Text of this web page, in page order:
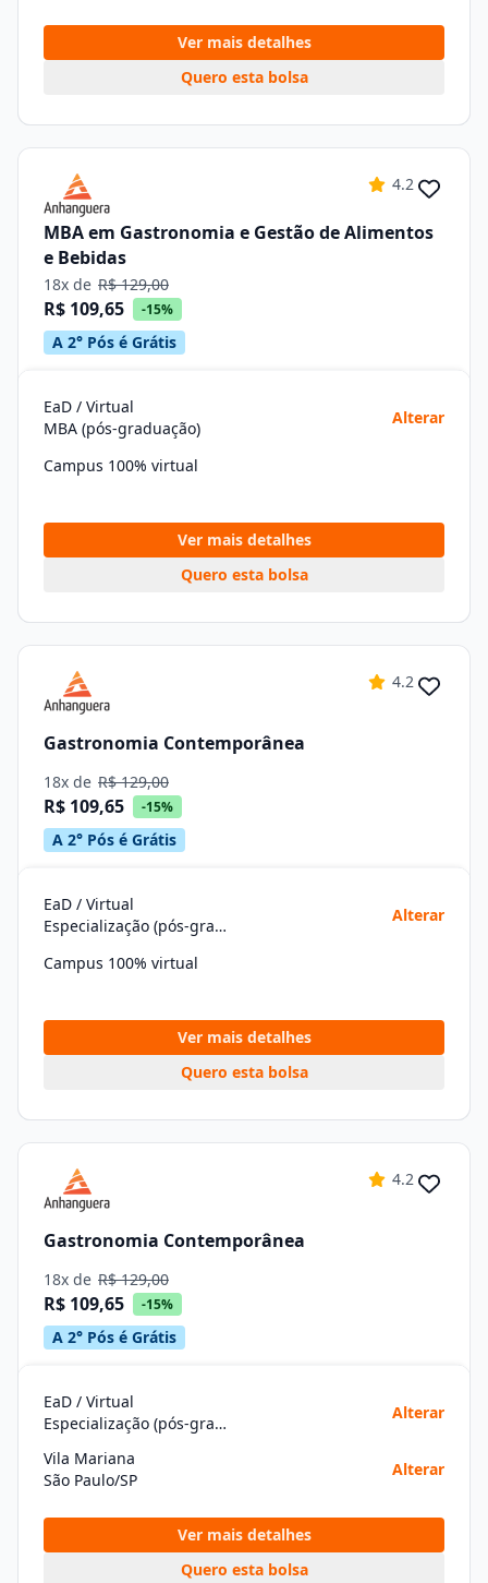
Ver mais detalhes
Quero esta bolsa
4.2
MBA em Gastronomia e Gestão de Alimentos
e Bebidas
18x de R$ 129,00
R$ 109,65 -15%
A 2° Pós é Grátis
EaD / Virtual
MBA (pós-graduação)
Alterar
Campus 100% virtual
Ver mais detalhes
Quero esta bolsa
4.2
Gastronomia Contemporânea
18x de R$ 129,00
R$ 109,65 -15%
A 2° Pós é Grátis
EaD / Virtual
Especialização (pós-graduação)
Alterar
Campus 100% virtual
Ver mais detalhes
Quero esta bolsa
4.2
Gastronomia Contemporânea
18x de R$ 129,00
R$ 109,65 -15%
A 2° Pós é Grátis
EaD / Virtual
Especialização (pós-graduação)
Alterar
Vila Mariana
São Paulo/SP
Alterar
Ver mais detalhes
Quero esta bolsa